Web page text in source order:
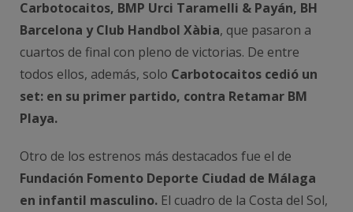
Carbotocaitos, BMP Urci Taramelli & Payán, BH
Barcelona y Club Handbol Xàbia, que pasaron a
cuartos de final con pleno de victorias. De entre
todos ellos, además, solo Carbotocaitos cedió un
set: en su primer partido, contra Retamar BM
Playa.
Otro de los estrenos más destacados fue el de
Fundación Fomento Deporte Ciudad de Málaga
en infantil masculino. El cuadro de la Costa del Sol,